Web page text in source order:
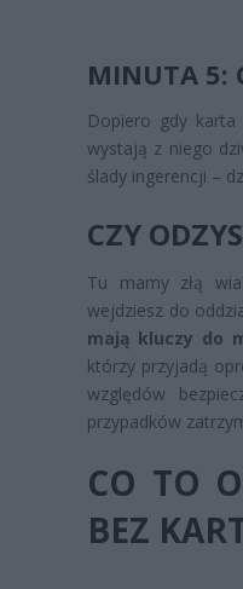
MINUTA 5:
Dopiero gdy
wystają z niego
ślady ingerencji –
CZY
Tu mamy złą
wejdziesz do
mają kluczy do
którzy przyjadą
względów
przypadków
CO TO
BEZ